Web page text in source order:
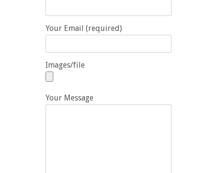
Your Email (required)
Images/file
Your Message